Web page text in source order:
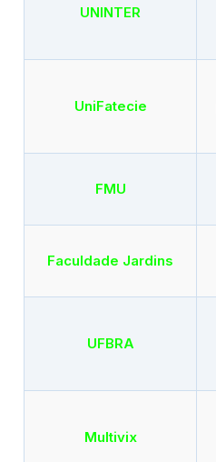
UNINTER
UniFatecie
FMU
Faculdade Jardins
UFBRA
Multivix